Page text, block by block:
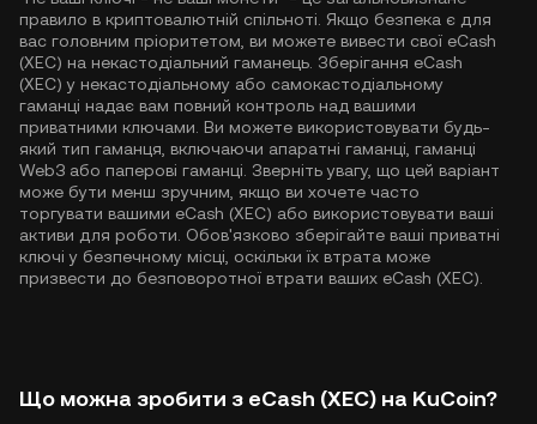
правило в криптовалютній спільноті. Якщо безпека є для
вас головним пріоритетом, ви можете вивести свої eCash
(XEC) на некастодіальний гаманець. Зберігання eCash
(XEC) у некастодіальному або самокастодіальному
гаманці надає вам повний контроль над вашими
приватними ключами. Ви можете використовувати будь-
який тип гаманця, включаючи апаратні гаманці, гаманці
Web3 або паперові гаманці. Зверніть увагу, що цей варіант
може бути менш зручним, якщо ви хочете часто
торгувати вашими eCash (XEC) або використовувати ваші
активи для роботи. Обов'язково зберігайте ваші приватні
ключі у безпечному місці, оскільки їх втрата може
призвести до безповоротної втрати ваших eCash (XEC).
Що можна зробити з eCash (XEC) на KuCoin?